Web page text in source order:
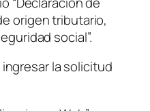
origen tributario,
social”.
la solicitud